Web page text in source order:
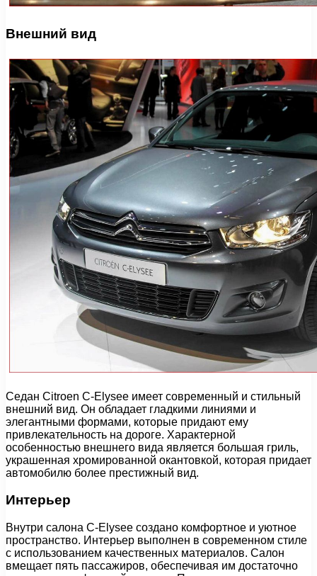
Внешний вид
Седан Citroen C-Elysee имеет современный и стильный
внешний вид. Он обладает гладкими линиями и
элегантными формами, которые придают ему
привлекательность на дороге. Характерной
особенностью внешнего вида является большая гриль,
украшенная хромированной окантовкой, которая придает
автомобилю более престижный вид.
Интерьер
Внутри салона C-Elysee создано комфортное и уютное
пространство. Интерьер выполнен в современном стиле
с использованием качественных материалов. Салон
вмещает пять пассажиров, обеспечивая им достаточно